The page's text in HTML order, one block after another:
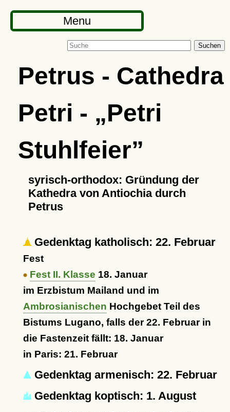
Menu
Suchen
Petrus - Cathedra
Petri -
Petri
Stuhlfeier
syrisch-orthodox: Gründung der
Kathedra von Antiochia durch
Petrus
Gedenktag katholisch: 22. Februar
Fest
Fest II. Klasse 18. Januar
im Erzbistum Mailand und im
Ambrosianischen Hochgebet Teil des
Bistums Lugano, falls der 22. Februar in
die Fastenzeit fällt: 18. Januar
in Paris: 21. Februar
Gedenktag armenisch: 22. Februar
Gedenktag koptisch: 1. August